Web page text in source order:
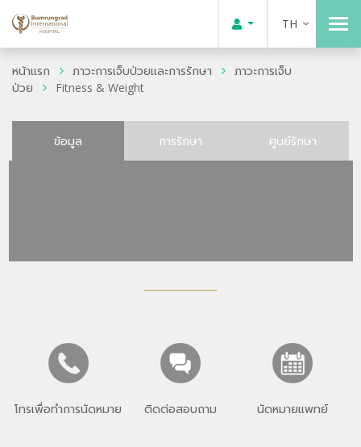
TH
หน้าแรก ภาวะการเจ็บป่วยและการรักษา
ภาวะการเจ็บ
ป่วย
Fitness & Weight
ข้อมูล การรักษา ศูนย์รักษา
โทรเพื่อทำการนัดหมาย ติดต่อสอบถาม นัดหมายแพทย์